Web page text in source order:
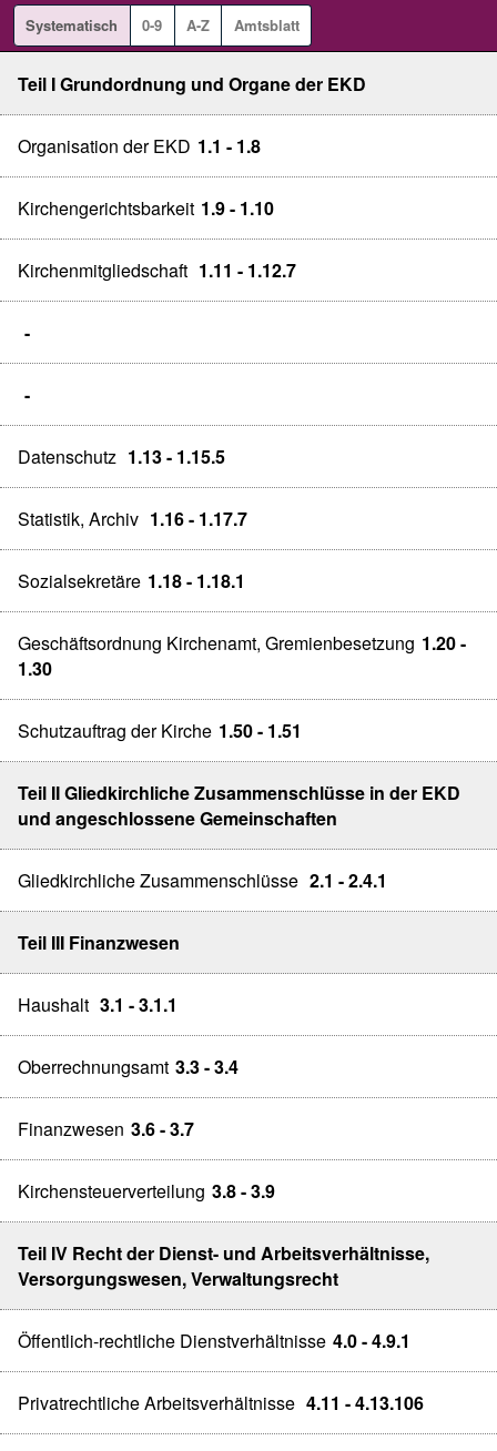
Systematisch 0-9 A-Z Amtsblatt
Teil I Grundordnung und Organe der EKD
Organisation der EKD 1.1 - 1.8
Kirchengerichtsbarkeit 1.9 - 1.10
Kirchenmitgliedschaft 1.11 - 1.12.7
-
-
Datenschutz 1.13 - 1.15.5
Statistik, Archiv 1.16 - 1.17.7
Sozialsekretäre 1.18 - 1.18.1
Geschäftsordnung Kirchenamt, Gremienbesetzung 1.20 -
1.30
Schutzauftrag der Kirche 1.50 - 1.51
Teil II Gliedkirchliche Zusammenschlüsse in der EKD
und angeschlossene Gemeinschaften
Gliedkirchliche Zusammenschlüsse 2.1 - 2.4.1
Teil III Finanzwesen
Haushalt 3.1 - 3.1.1
Oberrechnungsamt 3.3 - 3.4
Finanzwesen 3.6 - 3.7
Kirchensteuerverteilung 3.8 - 3.9
Teil IV Recht der Dienst- und Arbeitsverhältnisse,
Versorgungswesen, Verwaltungsrecht
Öffentlich-rechtliche Dienstverhältnisse 4.0 - 4.9.1
Privatrechtliche Arbeitsverhältnisse 4.11 - 4.13.106